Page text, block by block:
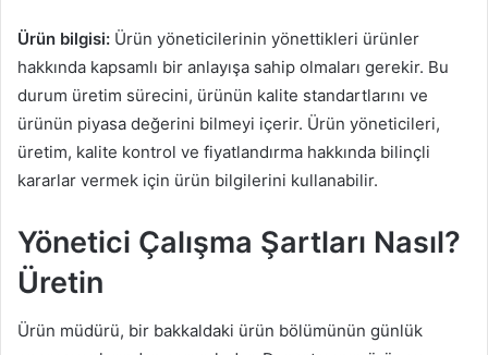
Ürün bilgisi: Ürün yöneticilerinin yönettikleri ürünler
hakkında kapsamlı bir anlayışa sahip olmaları gerekir. Bu
durum üretim sürecini, ürünün kalite standartlarını ve
ürünün piyasa değerini bilmeyi içerir. Ürün yöneticileri,
üretim, kalite kontrol ve fiyatlandırma hakkında bilinçli
kararlar vermek için ürün bilgilerini kullanabilir.
Yönetici Çalışma Şartları Nasıl?
Üretin
Ürün müdürü, bir bakkaldaki ürün bölümünün günlük